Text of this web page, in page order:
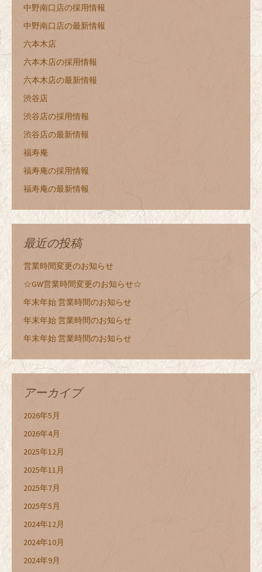
中野南口店の採用情報
中野南口店の最新情報
六本木店
六本木店の採用情報
六本木店の最新情報
渋谷店
渋谷店の採用情報
渋谷店の最新情報
福寿庵
福寿庵の採用情報
福寿庵の最新情報
最近の投稿
営業時間変更のお知らせ
☆GW営業時間変更のお知らせ☆
年末年始 営業時間のお知らせ
年末年始 営業時間のお知らせ
年末年始 営業時間のお知らせ
アーカイブ
2026年5月
2026年4月
2025年12月
2025年11月
2025年7月
2025年5月
2024年12月
2024年10月
2024年9月